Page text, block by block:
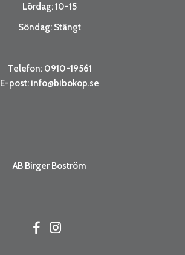
Lördag: 10-15
Söndag: Stängt
Telefon: 0910-19561
E-post: info@bibokop.se
AB Birger Boström